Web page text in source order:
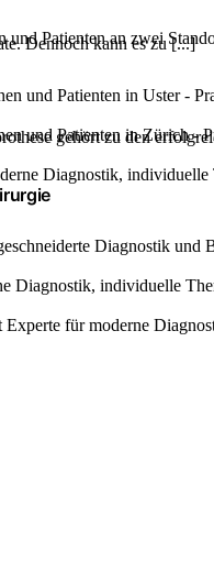
und Patienten an zwei
Dennoch kann es zu [...]
gehört zu den